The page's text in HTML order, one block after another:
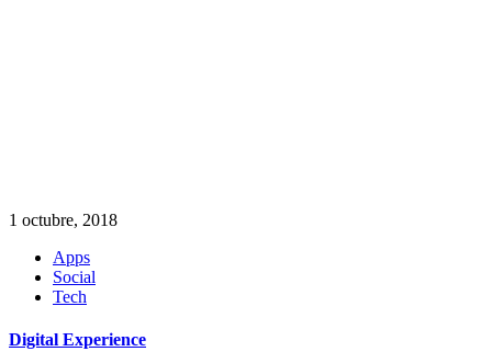
1 octubre, 2018
Apps
Social
Tech
Digital Experience